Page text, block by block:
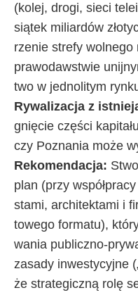
(ko­lej, dro­gi, sie­ci
sią­tek mi­liar­dów
rze­nie stre­fy wol­ne­go
pra­wo­daw­stwie
two w jed­no­li­tym
Ry­wa­li­za­cja z
gnię­cie czę­ści
czy Po­zna­nia mo­że
Re­ko­men­da­cja:
plan (przy
sta­mi, ar­chi­tek­ta­mi i
to­we­go for­ma­tu),
wa­nia pu­blicz­no-
za­sa­dy in­we­sty­cyj­ne
że stra­te­gicz­ną ro­lę